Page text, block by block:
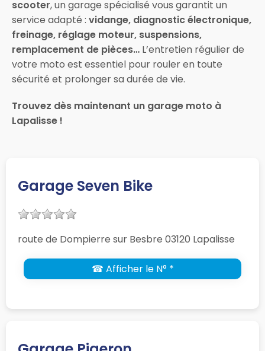
scooter, un garage spécialisé vous garantit un
service adapté : vidange, diagnostic électronique,
freinage, réglage moteur, suspensions,
remplacement de pièces… L’entretien régulier de
votre moto est essentiel pour rouler en toute
sécurité et prolonger sa durée de vie.
Trouvez dès maintenant un garage moto à
Lapalisse !
Garage Seven Bike
route de Dompierre sur Besbre 03120 Lapalisse
☎ Afficher le N° *